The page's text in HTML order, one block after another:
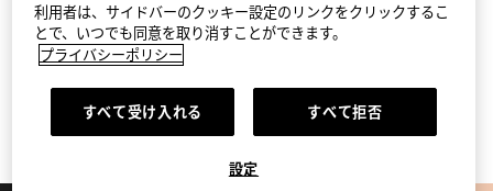
会社概要
©FAST RETAILING CO., LTD.
利用者は、サイドバーのクッキー設定のリンクをクリックするこ
とで、いつでも同意を取り消すことができます。
プライバシーポリシー
すべて受け入れる すべて拒否
設定